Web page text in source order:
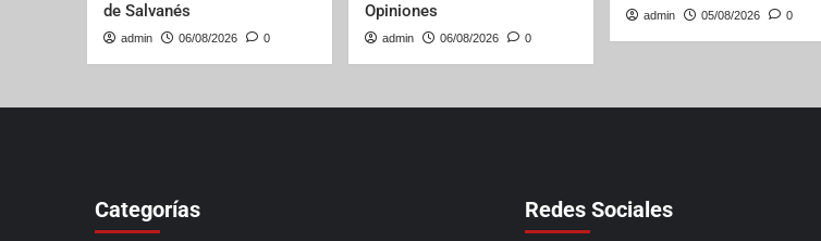
de Salvanés
admin 06/08/2026 0
Opiniones
admin 06/08/2026 0
admin 05/08/2026 0
Categorías Redes Sociales